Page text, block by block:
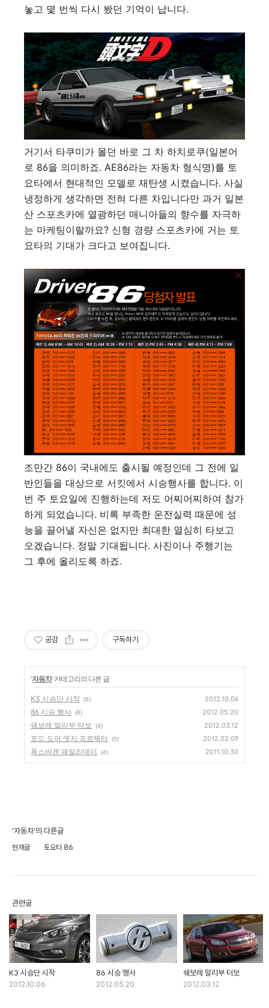
놓고 몇 번씩 다시 봤던 기억이 납니다.
거기서 타쿠미가 몰던 바로 그 차 하치로쿠(일본어
로 86을 의미하죠. AE86라는 자동차 형식명)를 토
요타에서 현대적인 모델로 재탄생 시켰습니다. 사실
냉정하게 생각하면 전혀 다른 차입니다만 과거 일본
산 스포츠카에 열광하던 매니아들의 향수를 자극하
는 마케팅이랄까요? 신형 경량 스포츠카에 거는 토
요타의 기대가 크다고 보여집니다.
조만간 86이 국내에도 출시될 예정인데 그 전에 일
반인들을 대상으로 서킷에서 시승행사를 합니다. 이
번 주 토요일에 진행하는데 저도 어찌어찌하여 참가
하게 되었습니다. 비록 부족한 운전실력 때문에 성
능을 끌어낼 자신은 없지만 최대한 열심히 타보고
오겠습니다. 정말 기대됩니다. 사진이나 주행기는
그 후에 올리도록 하죠.
공감 구독하기
'자동차' 카테고리의 다른 글
K3 시승단 시작 (8) 2012.10.06
86 시승 행사 (6) 2012.05.20
쉐보레 말리부 터보 (4) 2012.03.12
포드 도어 엣지 프로텍터 (0) 2012.02.09
폭스바겐 패밀리데이 (4) 2011.10.30
'자동차'의 다른글
현재글 토요타 86
관련글
K3 시승단 시작
2012.10.06
86 시승 행사
2012.05.20
쉐보레 말리부 터보
2012.03.12